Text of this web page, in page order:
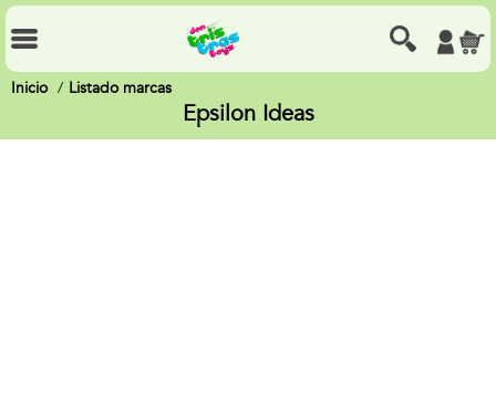
Inicio Listado marcas
Epsilon Ideas